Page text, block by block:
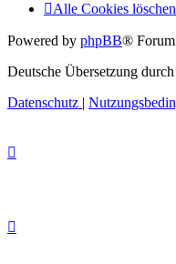
Alle Cookies löschen
Powered by phpBB®
Deutsche Übersetzung durch
Datenschutz |